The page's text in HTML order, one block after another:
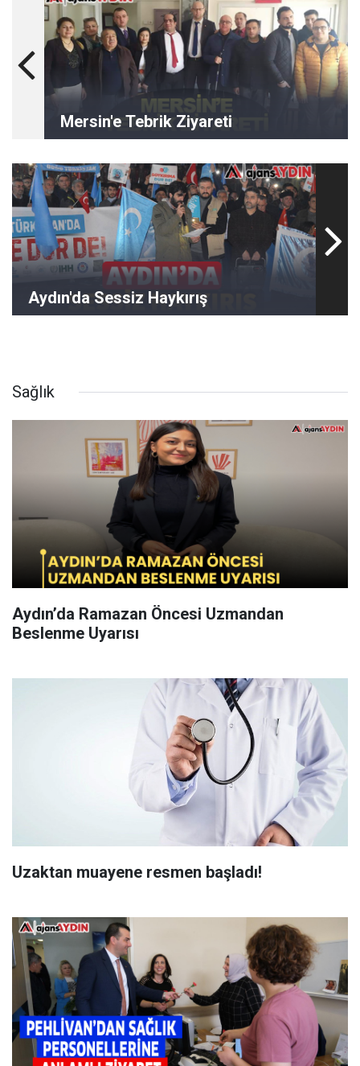
Mersin'e Tebrik Ziyareti
Aydın'da Sessiz Haykırış
Sağlık
Aydın’da Ramazan Öncesi Uzmandan
Beslenme Uyarısı
Uzaktan muayene resmen başladı!